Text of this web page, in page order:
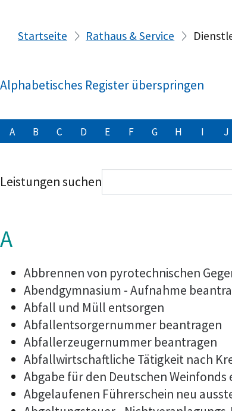
Startseite Rathaus & Service
Alphabetisches Register überspringen
A B C D E F G H I J
Leistungen suchen
A
Abbrennen von pyrotechnischen
Abendgymnasium - Aufnahme
Abfall und Müll entsorgen
Abfallentsorgernummer beantragen
Abfallerzeugernummer beantragen
Abfallwirtschaftliche Tätigkeit nach
Abgabe für den Deutschen
Abgelaufenen Führerschein neu